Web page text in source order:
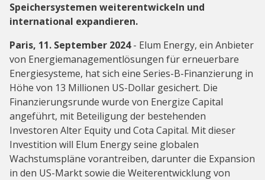
Speichersystemen weiterentwickeln und
international expandieren.
Paris, 11. September 2024- Elum Energy, ein Anbieter
von Energiemanagementlösungen für erneuerbare
Energiesysteme, hat sich eine Series-B-Finanzierung in
Höhe von 13 Millionen US-Dollar gesichert. Die
Finanzierungsrunde wurde von Energize Capital
angeführt, mit Beteiligung der bestehenden
Investoren Alter Equity und Cota Capital. Mit dieser
Investition will Elum Energy seine globalen
Wachstumspläne vorantreiben, darunter die Expansion
in den US-Markt sowie die Weiterentwicklung von